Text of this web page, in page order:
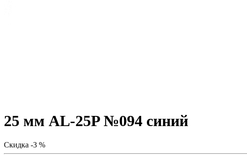
25 мм AL-25P №094 синий
Скидка -3 %